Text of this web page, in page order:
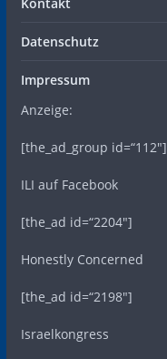
Datenschutz
Impressum
Anzeige:
[the_ad_group id=“112″]
ILI auf Facebook
[the_ad id=“2204″]
Honestly Concerned
[the_ad id=“2198″]
Israelkongress